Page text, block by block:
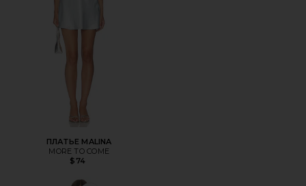
ПЛАТЬЕ MALINA
MORE TO COME
$74